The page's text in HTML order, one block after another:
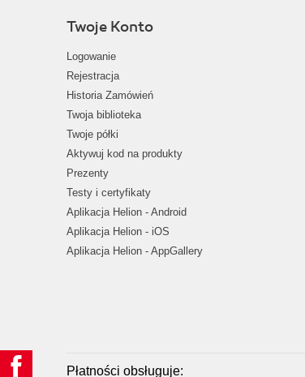
Twoje Konto
Logowanie
Rejestracja
Historia Zamówień
Twoja biblioteka
Twoje półki
Aktywuj kod na produkty
Prezenty
Testy i certyfikaty
Aplikacja Helion - Android
Aplikacja Helion - iOS
Aplikacja Helion - AppGallery
Płatności obsługuje: